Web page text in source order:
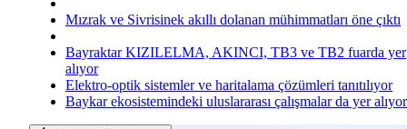
Mızrak ve Sivrisinek akıllı dolanan mühimmatları öne çıktı
Bayraktar KIZILELMA, AKINCI, TB3 ve TB2 fuarda yer
alıyor
Elektro-optik sistemler ve haritalama çözümleri tanıtılıyor
Baykar ekosistemindeki uluslararası çalışmalar da yer alıyor